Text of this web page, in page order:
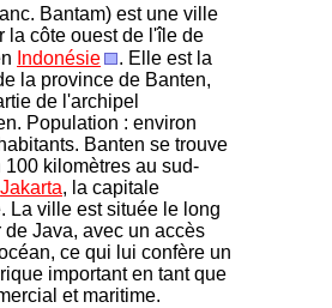
Bantam) est une ville
la côte ouest de l'île de
Indonésie
. Elle est la
la province de Banten,
de l'archipel
Population : environ
Banten se trouve
100 kilomètres au sud-
Jakarta, la capitale
La ville est située le long
de Java, avec un accès
ce qui lui confère un
important en tant que
et maritime.